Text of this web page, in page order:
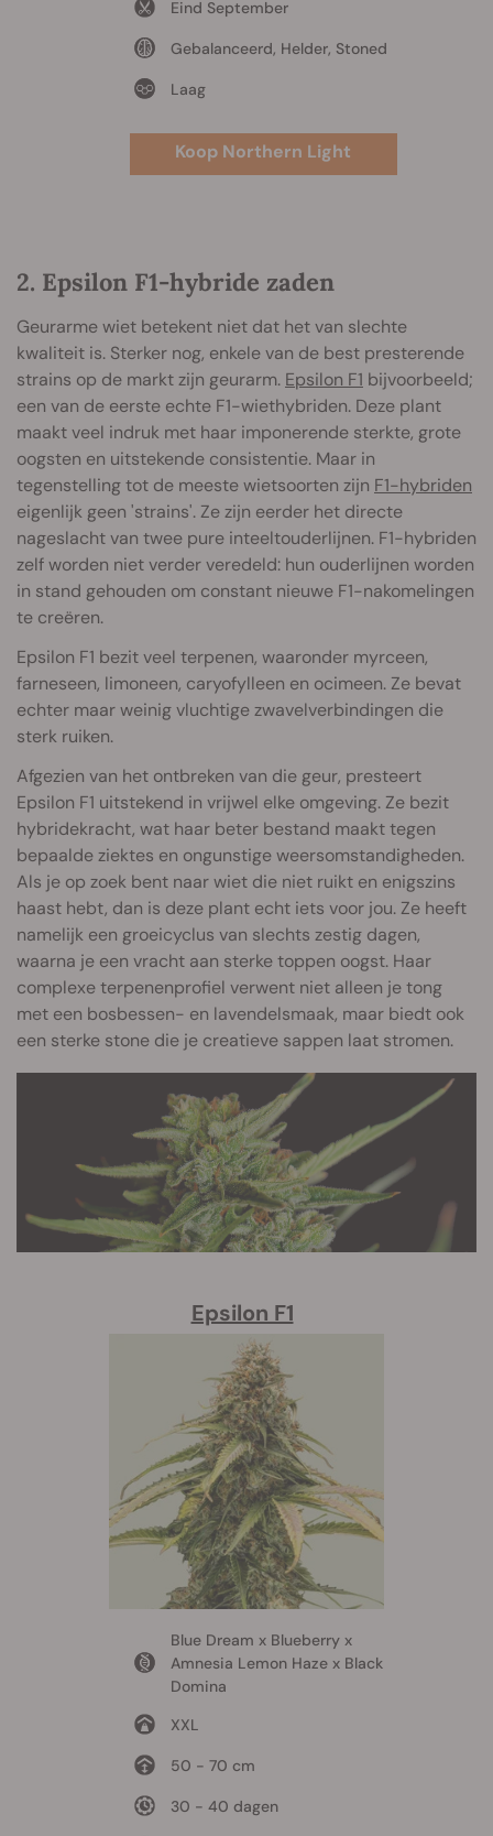
Eind September
Gebalanceerd, Helder, Stoned
Laag
Koop Northern Light
2. Epsilon F1-hybride zaden
Geurarme wiet betekent niet dat het van slechte
kwaliteit is. Sterker nog, enkele van de best presterende
strains op de markt zijn geurarm. Epsilon F1 bijvoorbeeld;
een van de eerste echte F1-wiethybriden. Deze plant
maakt veel indruk met haar imponerende sterkte, grote
oogsten en uitstekende consistentie. Maar in
tegenstelling tot de meeste wietsoorten zijn F1-hybriden
eigenlijk geen 'strains'. Ze zijn eerder het directe
nageslacht van twee pure inteeltouderlijnen. F1-hybriden
zelf worden niet verder veredeld: hun ouderlijnen worden
in stand gehouden om constant nieuwe F1-nakomelingen
te creëren.
Epsilon F1 bezit veel terpenen, waaronder myrceen,
farneseen, limoneen, caryofylleen en ocimeen. Ze bevat
echter maar weinig vluchtige zwavelverbindingen die
sterk ruiken.
Afgezien van het ontbreken van die geur, presteert
Epsilon F1 uitstekend in vrijwel elke omgeving. Ze bezit
hybridekracht, wat haar beter bestand maakt tegen
bepaalde ziektes en ongunstige weersomstandigheden.
Als je op zoek bent naar wiet die niet ruikt en enigszins
haast hebt, dan is deze plant echt iets voor jou. Ze heeft
namelijk een groeicyclus van slechts zestig dagen,
waarna je een vracht aan sterke toppen oogst. Haar
complexe terpenenprofiel verwent niet alleen je tong
met een bosbessen- en lavendelsmaak, maar biedt ook
een sterke stone die je creatieve sappen laat stromen.
Epsilon F1
Blue Dream x Blueberry x
Amnesia Lemon Haze x Black
Domina
XXL
50 - 70 cm
30 - 40 dagen